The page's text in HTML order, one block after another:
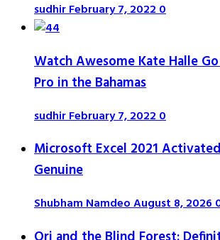
sudhirFebruary 7, 20220
Watch Awesome Kate Halle
Pro in the Bahamas
sudhirFebruary 7, 20220
Microsoft Excel 2021
Genuine
Shubham NamdeoAugust 8, 2026